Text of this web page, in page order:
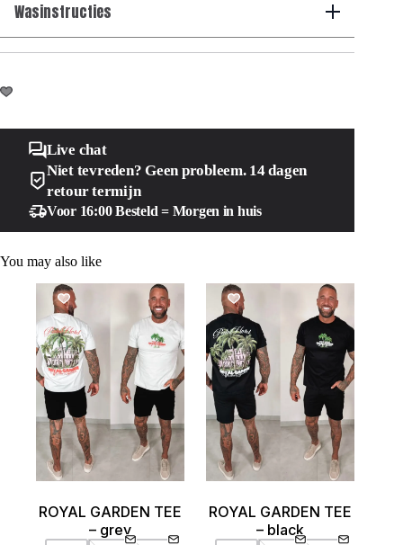
Wasinstructies
Live chat
Niet tevreden? Geen probleem. 14 dagen
retour termijn
Voor 16:00 Besteld = Morgen in huis
You may also like
SALE!
ROYAL GARDEN TEE
– grey
SALE!
ROYAL GARDEN TEE
– black